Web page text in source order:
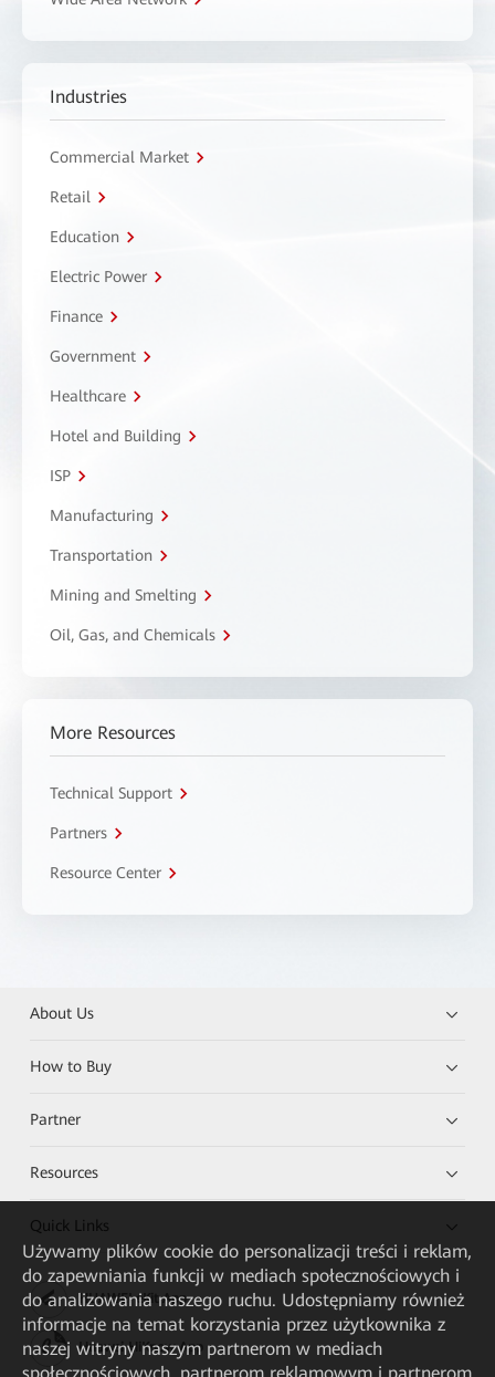
Industries
Commercial Market
Retail
Education
Electric Power
Finance
Government
Healthcare
Hotel and Building
ISP
Manufacturing
Transportation
Mining and Smelting
Oil, Gas, and Chemicals
More Resources
Technical Support
Partners
Resource Center
About Us
How to Buy
Partner
Resources
Quick Links
HUAWEI eKit App
Huawei HiKnow App
Używamy plików cookie do personalizacji treści i reklam,
do zapewniania funkcji w mediach społecznościowych i
do analizowania naszego ruchu. Udostępniamy również
informacje na temat korzystania przez użytkownika z
naszej witryny naszym partnerom w mediach